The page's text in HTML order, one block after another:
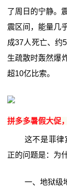
了周日的宁静。
震区间，能量几
成37人死亡、约
生疏散时轰然爆
超10亿比索。
拼多多暑假大促
这不是菲律
正的问题是：为
一、地狱级